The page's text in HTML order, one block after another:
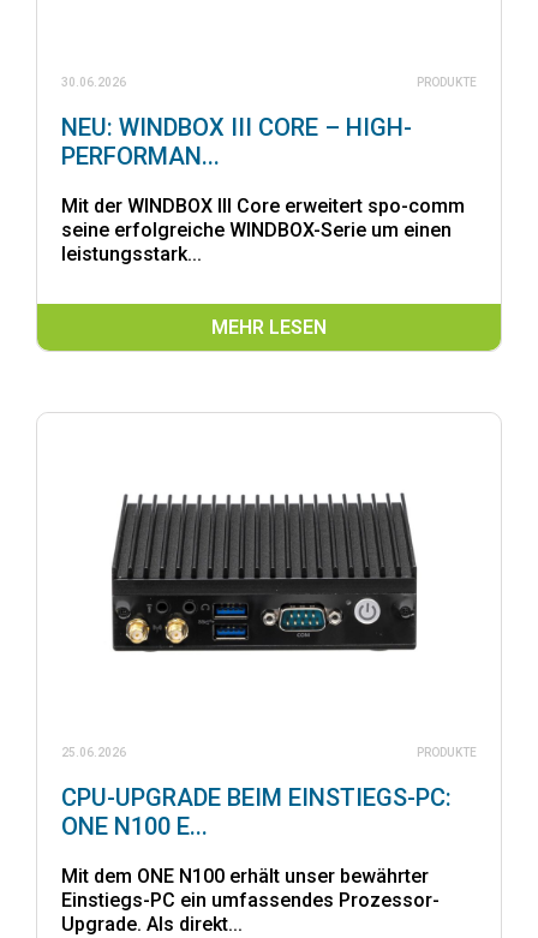
30.06.2026 PRODUKTE
NEU: WINDBOX III CORE – HIGH-
PERFORMAN...
Mit der WINDBOX III Core erweitert spo-comm
seine erfolgreiche WINDBOX-Serie um einen
leistungsstark...
MEHR LESEN
25.06.2026 PRODUKTE
CPU-UPGRADE BEIM EINSTIEGS-PC:
ONE N100 E...
Mit dem ONE N100 erhält unser bewährter
Einstiegs-PC ein umfassendes Prozessor-
Upgrade. Als direkt...